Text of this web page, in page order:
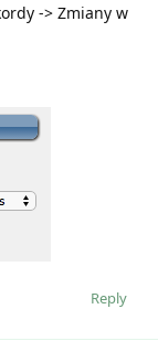
-> Zmiany w
Reply